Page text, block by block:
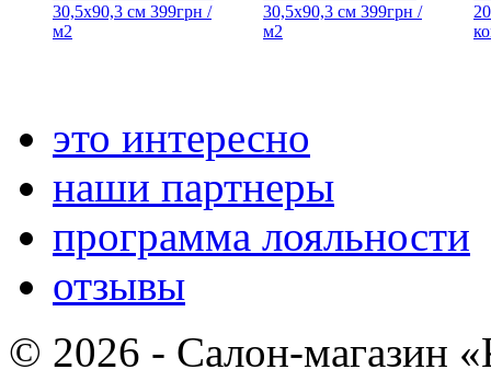
30,5x90,3 см 399грн /
м2
30,5x90,3 см 399грн /
м2
это интересно
наши партнеры
программа лояльности
отзывы
© 2026 - Салон-магазин